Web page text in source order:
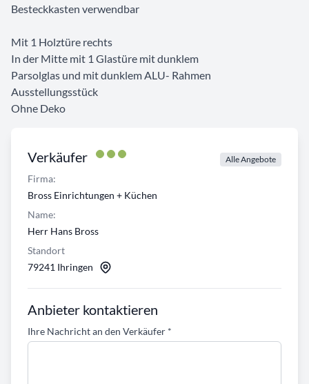
Verkäufer Alle Angebote
Firma:
Bross Einrichtungen + Küchen
Name:
Herr Hans Bross
Standort
79241 Ihringen
Anbieter kontaktieren
Ihre Nachricht an den Verkäufer *
Besteckkasten verwendbar
Mit 1 Holztüre rechts
In der Mitte mit 1 Glastüre mit dunklem
Parsolglas und mit dunklem ALU- Rahmen
Ausstellungsstück
Ohne Deko